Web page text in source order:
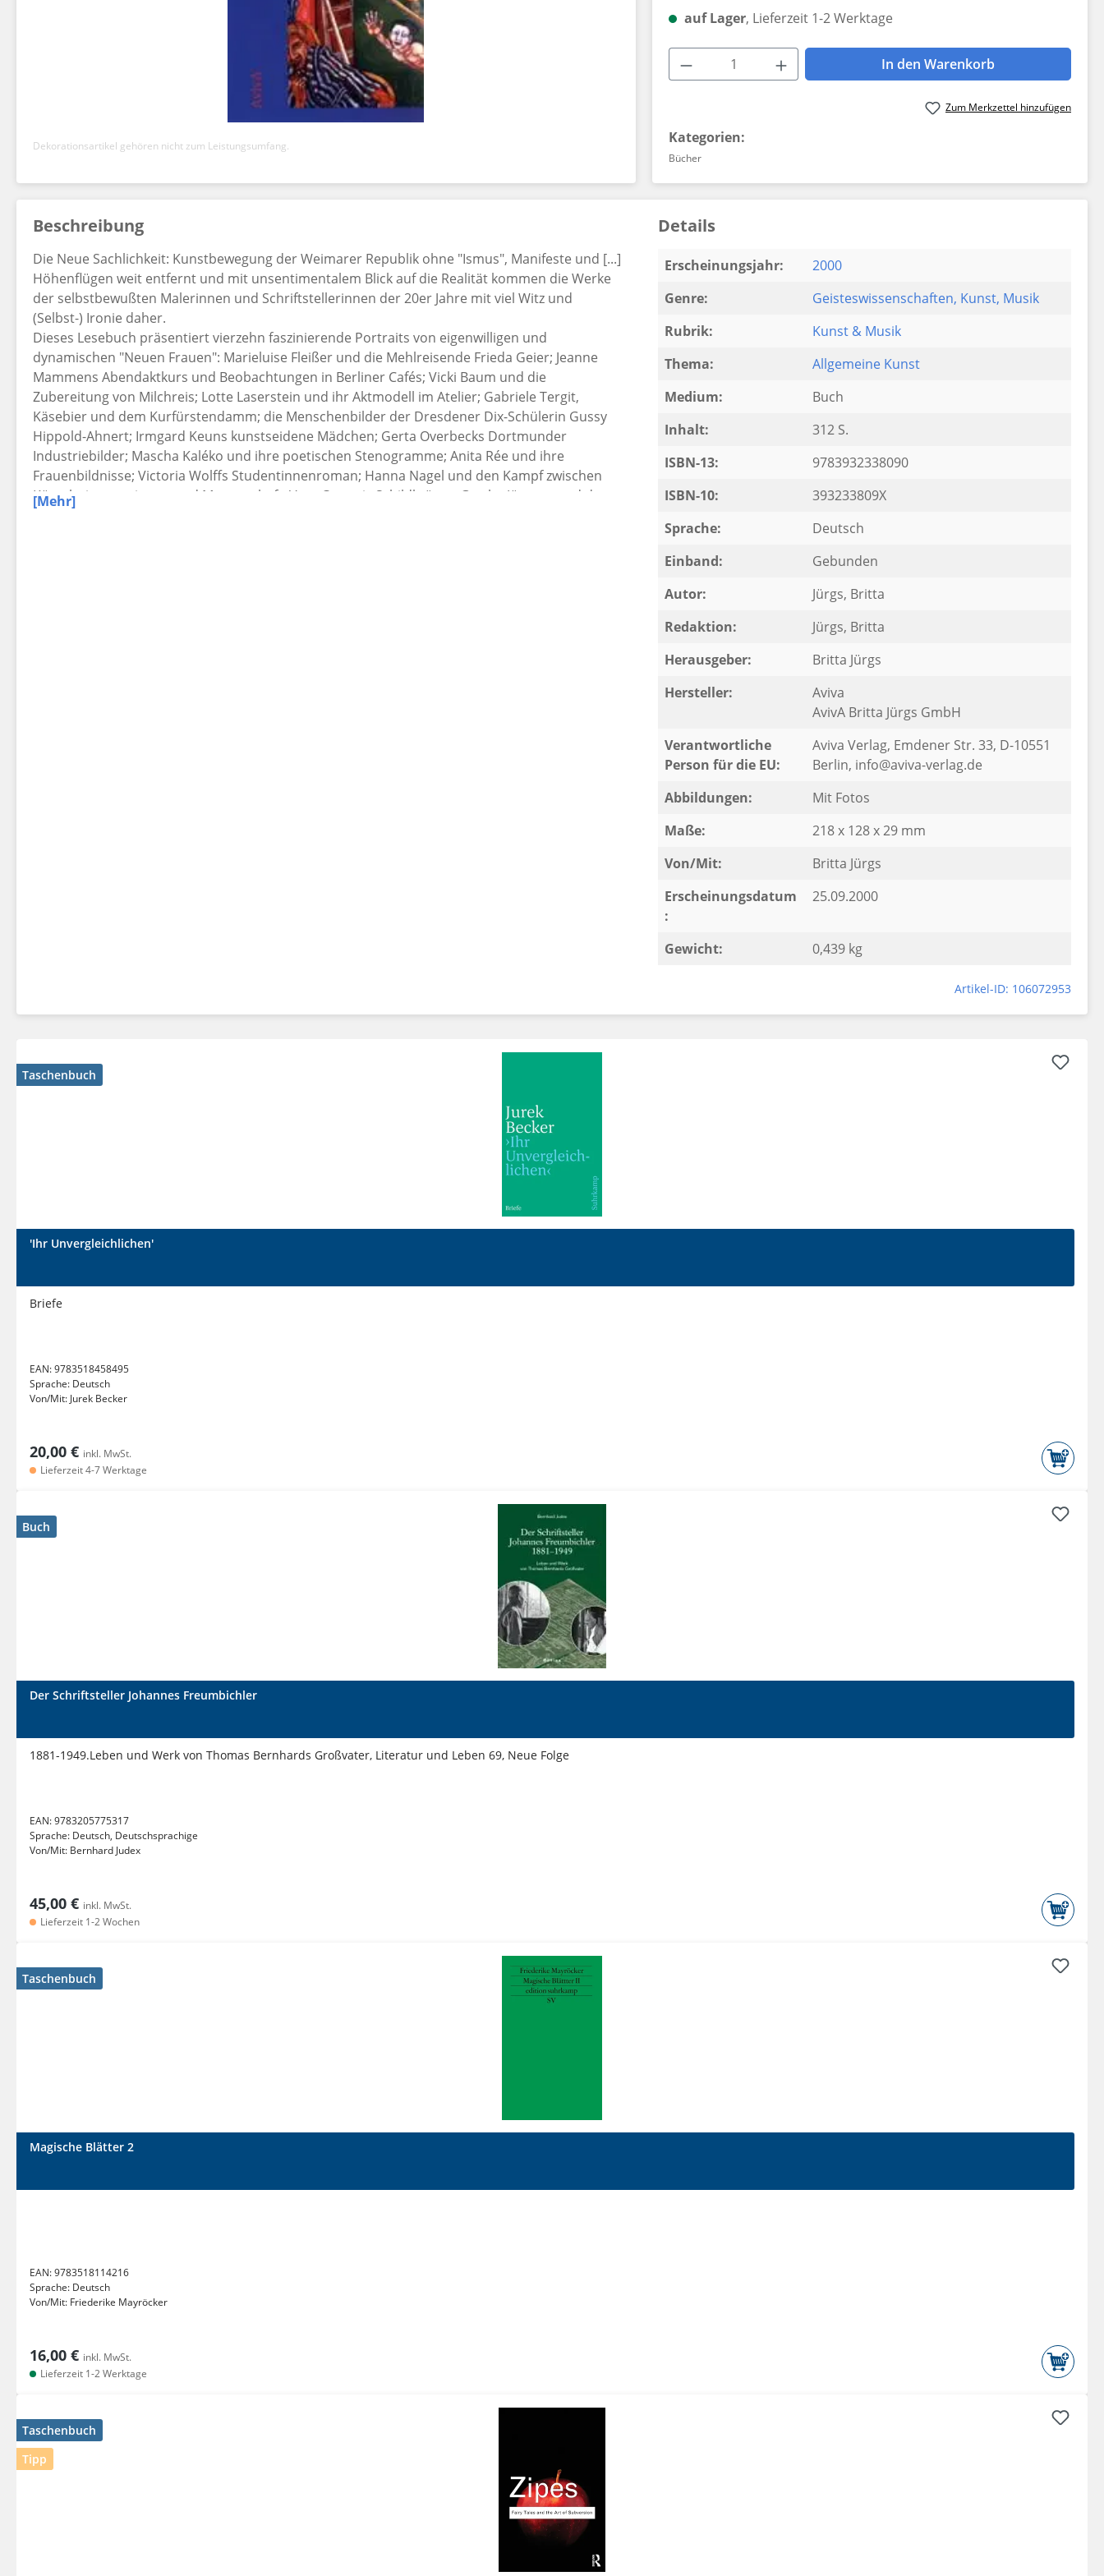
Dekorationsartikel gehören nicht zum Leistungsumfang.
auf Lager, Lieferzeit 1-2 Werktage
Produkt Anzahl: Gib den gewünschten Wert
In den Warenkorb
Zum Merkzettel hinzufügen
Kategorien:
Bücher
Beschreibung
Die Neue Sachlichkeit: Kunstbewegung der Weimarer Republik ohne "Ismus", Manifeste und [...]
Höhenflügen weit entfernt und mit unsentimentalem Blick auf die Realität kommen die Werke
der selbstbewußten Malerinnen und Schriftstellerinnen der 20er Jahre mit viel Witz und
(Selbst-) Ironie daher.
Dieses Lesebuch präsentiert vierzehn faszinierende Portraits von eigenwilligen und
dynamischen "Neuen Frauen": Marieluise Fleißer und die Mehlreisende Frieda Geier; Jeanne
Mammens Abendaktkurs und Beobachtungen in Berliner Cafés; Vicki Baum und die
Zubereitung von Milchreis; Lotte Laserstein und ihr Aktmodell im Atelier; Gabriele Tergit,
Käsebier und dem Kurfürstendamm; die Menschenbilder der Dresdener Dix-Schülerin Gussy
Hippold-Ahnert; Irmgard Keuns kunstseidene Mädchen; Gerta Overbecks Dortmunder
Industriebilder; Mascha Kaléko und ihre poetischen Stenogramme; Anita Rée und ihre
Frauenbildnisse; Victoria Wolffs Studentinnenroman; Hanna Nagel und den Kampf zwischen
Künstlerinnenexistenz und Mutterschaft; Veza Canettis Schildkröten; Grethe Jürgens und den
[Mehr]
Details
Erscheinungsjahr:
2000
Genre:
Geisteswissenschaften, Kunst, Musik
Rubrik:
Kunst & Musik
Thema:
Allgemeine Kunst
Medium:
Buch
Inhalt:
312 S.
ISBN-13:
9783932338090
ISBN-10:
393233809X
Sprache:
Deutsch
Einband:
Gebunden
Autor:
Jürgs, Britta
Redaktion:
Jürgs, Britta
Herausgeber:
Britta Jürgs
Hersteller:
Aviva
AvivA Britta Jürgs GmbH
Verantwortliche
Person für die EU:
Aviva Verlag, Emdener Str. 33, D-10551
Berlin, info@aviva-verlag.de
Abbildungen:
Mit Fotos
Maße:
218 x 128 x 29 mm
Von/Mit:
Britta Jürgs
Erscheinungsdatum
:
25.09.2000
Gewicht: 0,439 kg
Artikel-ID: 106072953
Taschenbuch
'Ihr Unvergleichlichen'
Briefe
EAN:9783518458495
Sprache: Deutsch
Von/Mit: Jurek Becker
20,00 € inkl. MwSt.
Lieferzeit 4-7 Werktage
Buch
Der Schriftsteller Johannes Freumbichler
1881-1949.Leben und Werk von Thomas Bernhards Großvater, Literatur und Leben 69, Neue Folge
EAN:9783205775317
Sprache: Deutsch, Deutschsprachige
Von/Mit: Bernhard Judex
45,00 € inkl. MwSt.
Lieferzeit 1-2 Wochen
Taschenbuch
Magische Blätter 2
EAN:9783518114216
Sprache: Deutsch
Von/Mit: Friederike Mayröcker
16,00 € inkl. MwSt.
Lieferzeit 1-2 Werktage
Taschenbuch
Tipp